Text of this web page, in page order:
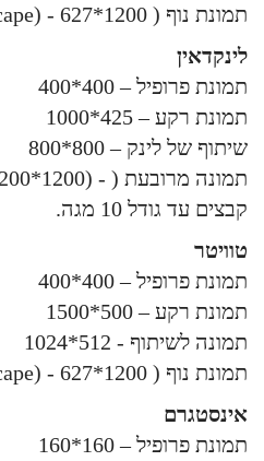
תמונת נוף ( 1200*627 - (landscape
לינקדאין
תמונת פרופיל – 400*400
תמונת רקע – 425*1000
שיתוף של לינק – 800*800
תמונה מרובעת ( - (square1200*1200
קבצים עד גודל 10 מגה.
טוויטר
תמונת פרופיל – 400*400
תמונת רקע – 500*1500
תמונה לשיתוף - 512*1024
תמונת נוף ( 1200*627 - (landscape
אינסטגרם
תמונת פרופיל – 160*160